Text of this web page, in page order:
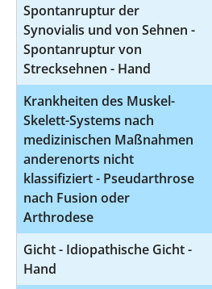
Spontanruptur der
Synovialis und von Sehnen -
Spontanruptur von
Strecksehnen - Hand
Krankheiten des Muskel-
Skelett-Systems nach
medizinischen Maßnahmen
anderenorts nicht
klassifiziert - Pseudarthrose
nach Fusion oder
Arthrodese
Gicht - Idiopathische Gicht -
Hand